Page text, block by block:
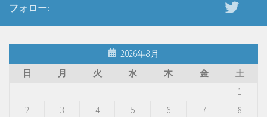
フォロー:
2026年8月
日
月 火 水 木 金
土
1
2
3 4 5 6 7
8